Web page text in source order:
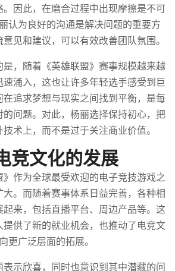
因此，在磨合过程中出现摩擦是不可
认为良好的沟通是解决问题的重要方
见和建议，可以有效改善团队氛围。
，随着《英雄联盟》赛事规模越来越
涌入，这也让许多年轻选手感受到巨
追求梦想与现实之间找到平衡，是每
问题。对此，杨丽选择保持初心，把
术上，而不是过于关注商业价值。
竞文化的发展
作为全球最受欢迎的电子竞技游戏之
。而随着赛事体系日益完善，各种相
来，包括直播平台、周边产品等。这
供了新的就业机会，也推动了电竞文
更广泛层面的拓展。
示欣喜，同时也意识到其中潜藏的问